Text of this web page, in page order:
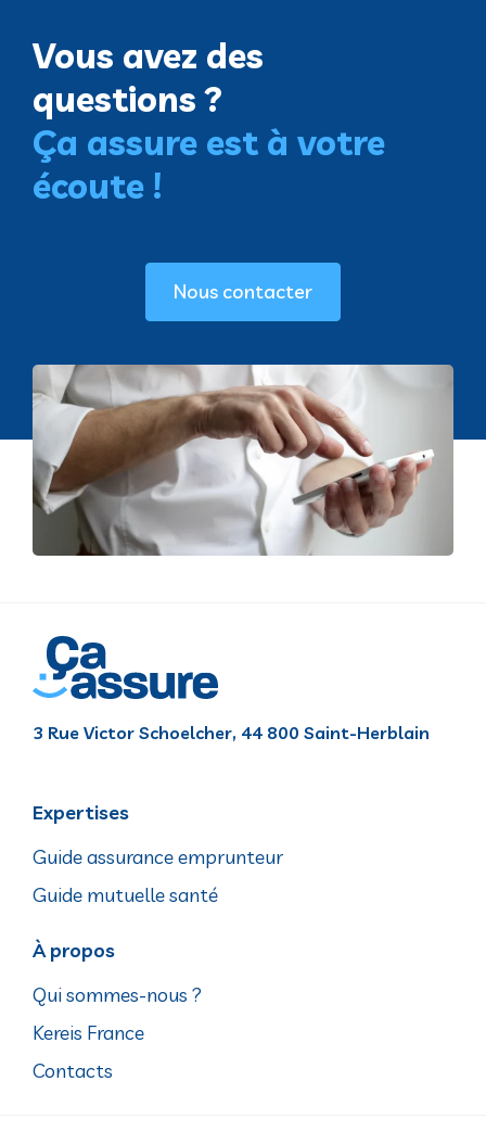
Vous avez des
questions ?
Ça assure est à votre
écoute !
Nous contacter
3 Rue Victor Schoelcher, 44 800 Saint-Herblain
Expertises
Guide assurance emprunteur
Guide mutuelle santé
À propos
Qui sommes-nous ?
Kereis France
Contacts